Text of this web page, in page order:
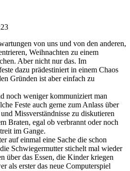
von uns und von den anderen,
Weihnachten zu einem
Aber nicht nur das. Im
dazu prädestiniert in einem Chaos
Gründen ist aber einfach zu
noch weniger kommuniziert man
Feste auch gerne zum Anlass über
Missverständnisse zu diskutieren
Braten, egal ob verbrannt oder noch
im Gange.
auf einmal eine Sache die schon
Schwiegermutter stichelt mal wieder
über das Essen, die Kinder kriegen
als erster das neue Computerspiel